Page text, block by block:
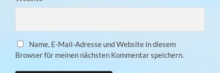
Name, E-Mail-Adresse und Website in diesem
Browser für meinen nächsten Kommentar speichern.